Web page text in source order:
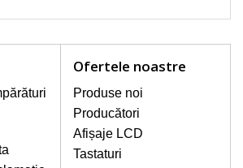
mare atenție. Cele mai
cum ar fi afișajul rupt
plus, dungile verticale,
luminozitatea
neuniformă
Ofertele noastre
Produse noi
Producători
Afișaje LCD
Tastaturi